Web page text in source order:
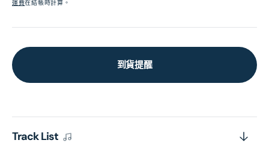
價
運費在結帳時計算。
到貨提醒
Track List